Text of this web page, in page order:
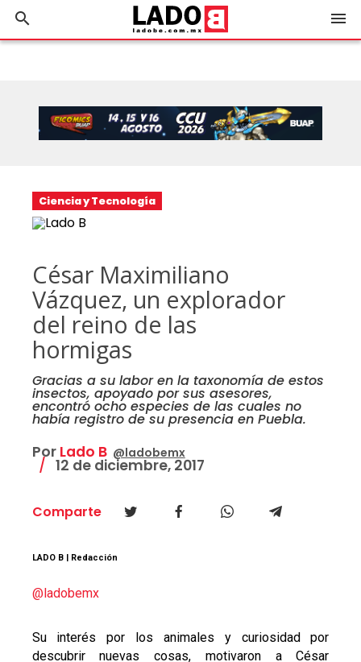
search menu
Ciencia y Tecnología
César Maximiliano
Vázquez, un explorador
del reino de las
hormigas
Gracias a su labor en la taxonomía de estos
insectos, apoyado por sus asesores,
encontró ocho especies de las cuales no
había registro de su presencia en Puebla.
Por Lado B @ladobemx
12 de diciembre, 2017
Comparte
LADO B | Redacción
@ladobemx
Su interés por los animales y curiosidad por
descubrir nuevas cosas, motivaron a César